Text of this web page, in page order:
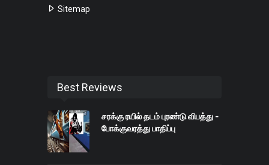
Sitemap
Best Reviews
சரக்கு ரயில் தடம் புரண்டு விபத்து -
போக்குவரத்து பாதிப்பு